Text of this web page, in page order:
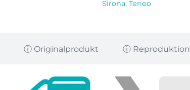
Sirona, Teneo
ⓘ Originalprodukt ⓘ Reproduktion